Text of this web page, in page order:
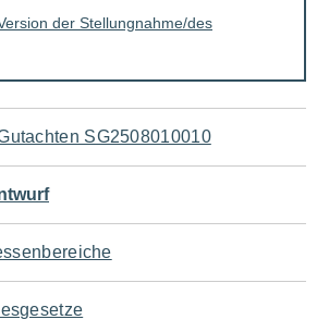
der Stellungnahme/des
SG2508010010